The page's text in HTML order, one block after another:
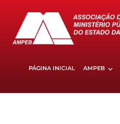
PÁGINA INICIAL AMPEB